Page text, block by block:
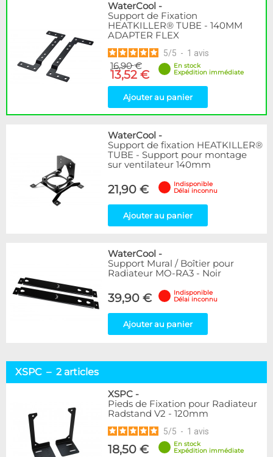
WaterCool -
Support de Fixation
HEATKILLER® TUBE - 140MM
ADAPTER FLEX
5/5 - 1 avis
16,90 €
13,52 €
En stock
Expédition immédiate
Ajouter au panier
WaterCool -
Support de fixation HEATKILLER®
TUBE - Support pour montage
sur ventilateur 140mm
21,90 €
Indisponible
Délai inconnu
Ajouter au panier
WaterCool -
Support Mural / Boîtier pour
Radiateur MO-RA3 - Noir
39,90 €
Indisponible
Délai inconnu
Ajouter au panier
XSPC – 2 articles
XSPC -
Pieds de Fixation pour Radiateur
Radstand V2 - 120mm
5/5 - 1 avis
18,50 €
En stock
Expédition immédiate